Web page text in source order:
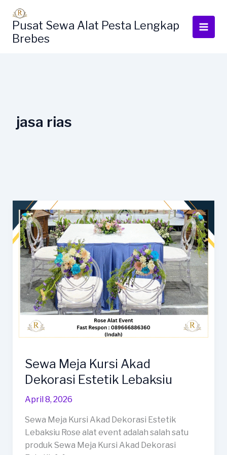
kontenPusat Sewa Alat Pesta Lengkap
Brebes
jasa rias
Sewa Meja Kursi Akad
Dekorasi Estetik Lebaksiu
April 8, 2026
Sewa Meja Kursi Akad Dekorasi Estetik
Lebaksiu Rose alat event adalah salah satu
produk Sewa Meja Kursi Akad Dekorasi